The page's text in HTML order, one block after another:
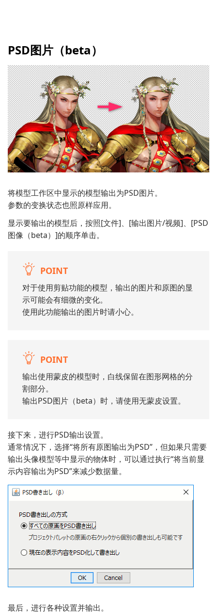
PSD图片（beta）
将模型工作区中显示的模型输出为PSD图片。
参数的变换状态也照原样应用。
显示要输出的模型后，按照[文件]、[输出图片/视频]、[PSD
图像（beta）]的顺序单击。
POINT
对于使用剪贴功能的模型，输出的图片和原图的显
示可能会有细微的变化。
使用此功能输出的图片时请小心。
POINT
输出使用蒙皮的模型时，白线保留在图形网格的分
割部分。
输出PSD图片（beta）时，请使用无蒙皮设置。
接下来，进行PSD输出设置。
通常情况下，选择“将所有原图输出为PSD”，但如果只需要
输出头像模型等中显示的物体时，可以通过执行“将当前显
示内容输出为PSD”来减少数据量。
最后，进行各种设置并输出。